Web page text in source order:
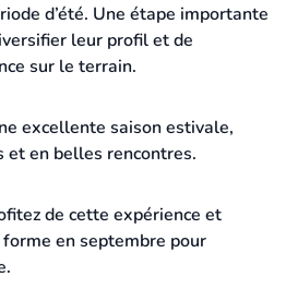
d’été. Une étape importante
leur profil et de
sur le terrain.
excellente saison estivale,
et en belles rencontres.
de cette expérience et
en septembre pour